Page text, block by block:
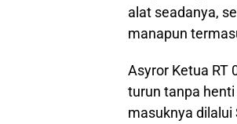
alat seadanya,
manapun
Asyror Ketua RT
turun tanpa
masuknya dilalui